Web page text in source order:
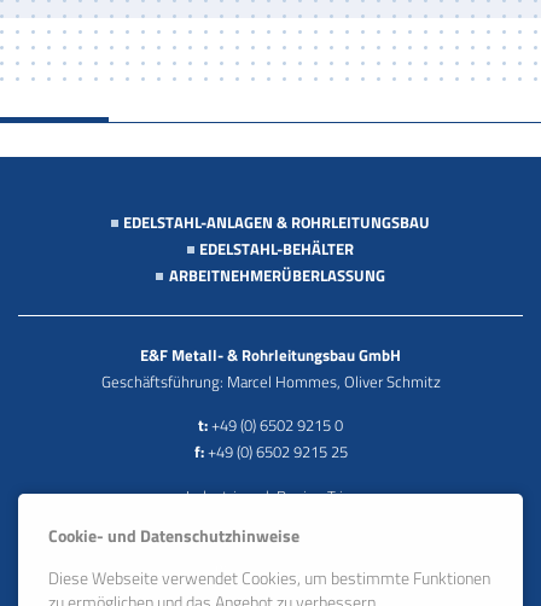
EDELSTAHL-ANLAGEN & ROHRLEITUNGSBAU
EDELSTAHL-BEHÄLTER
ARBEITNEHMERÜBERLASSUNG
E&F Metall- & Rohrleitungsbau GmbH
Geschäftsführung: Marcel Hommes, Oliver Schmitz
t:+49 (0) 6502 9215 0
f:+49 (0) 6502 9215 25
Industriepark Region Trier
e:
info@e-u-f.de
Cookie- und Datenschutzhinweise
Diese Webseite verwendet Cookies, um bestimmte Funktionen